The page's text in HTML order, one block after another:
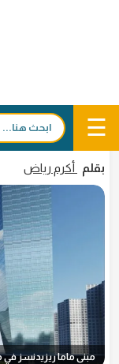
☰ بحث:
دبي تشهد
علامة "ماما
12 يناير 2023 - 16:21
بقلم أكرم رياض
مبنى ماما ريزيدنسز في